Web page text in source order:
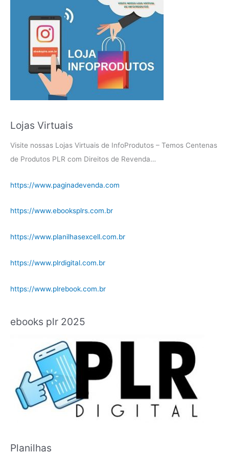
Lojas Virtuais
Visite nossas Lojas Virtuais de InfoProdutos – Temos Centenas
de Produtos PLR com Direitos de Revenda…
https://www.paginadevenda.com
https://www.ebooksplrs.com.br
https://www.planilhasexcell.com.br
https://www.plrdigital.com.br
https://www.plrebook.com.br
ebooks plr 2025
Planilhas